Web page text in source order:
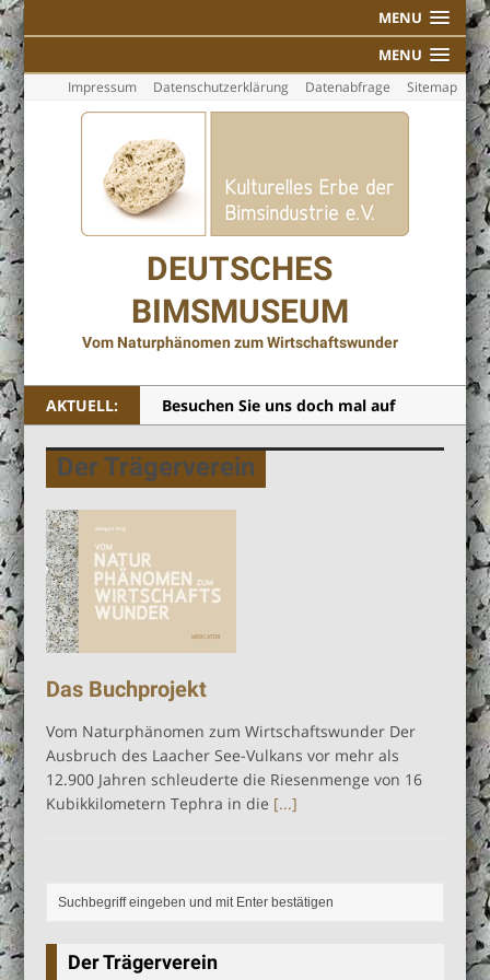
MENU
MENU
Impressum Datenschutzerklärung Datenabfrage Sitemap
DEUTSCHES
BIMSMUSEUM
Vom Naturphänomen zum Wirtschaftswunder
AKTUELL:
Besuchen Sie uns doch mal auf
Facebook!
Individuelle Führungen
Sonderpreis
Der Trägerverein
Das Buchprojekt
Vom Naturphänomen zum Wirtschaftswunder Der
Ausbruch des Laacher See-Vulkans vor mehr als
12.900 Jahren schleuderte die Riesenmenge von 16
Kubikkilometern Tephra in die [...]
Der Trägerverein